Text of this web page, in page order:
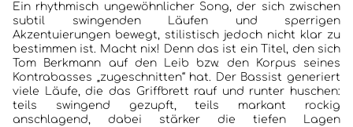
KONTAKT
Ein rhythmisch ungewöhnlicher Song, der sich zwischen
subtil swingenden Läufen und sperrigen
Akzentuierungen bewegt, stilistisch jedoch nicht klar zu
bestimmen ist. Macht nix! Denn das ist ein Titel, den sich
Tom Berkmann auf den Leib bzw. den Korpus seines
Kontrabasses „zugeschnitten“ hat. Der Bassist generiert
viele Läufe, die das Griffbrett rauf und runter huschen:
teils swingend gezupft, teils markant rockig
anschlagend, dabei stärker die tiefen Lagen